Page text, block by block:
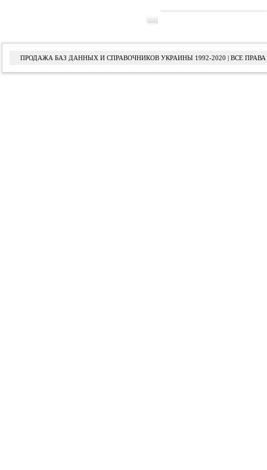
ПРОДАЖА БАЗ ДАННЫХ И СПРАВОЧНИКОВ УКРАИНЫ 1992-2020 | ВСЕ